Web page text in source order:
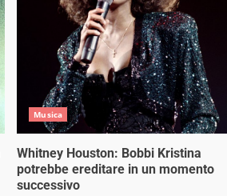
Musica
Whitney Houston: Bobbi Kristina
potrebbe ereditare in un momento
successivo